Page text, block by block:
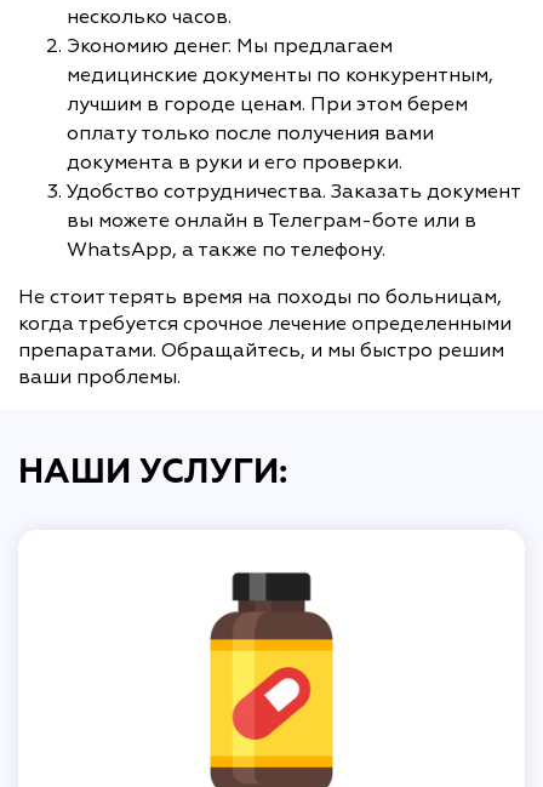
несколько часов.
Экономию денег. Мы предлагаем
медицинские документы по конкурентным,
лучшим в городе ценам. При этом берем
оплату только после получения вами
документа в руки и его проверки.
Удобство сотрудничества. Заказать документ
вы можете онлайн в Телеграм-боте или в
WhatsApp, а также по телефону.
Не стоит терять время на походы по больницам,
когда требуется срочное лечение определенными
препаратами. Обращайтесь, и мы быстро решим
ваши проблемы.
НАШИ УСЛУГИ: